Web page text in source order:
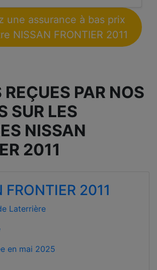
une assurance à bas prix
NISSAN FRONTIER 2011
REÇUES PAR NOS
SUR LES
NISSAN
2011
FRONTIER 2011
Laterrière
en mai 2025